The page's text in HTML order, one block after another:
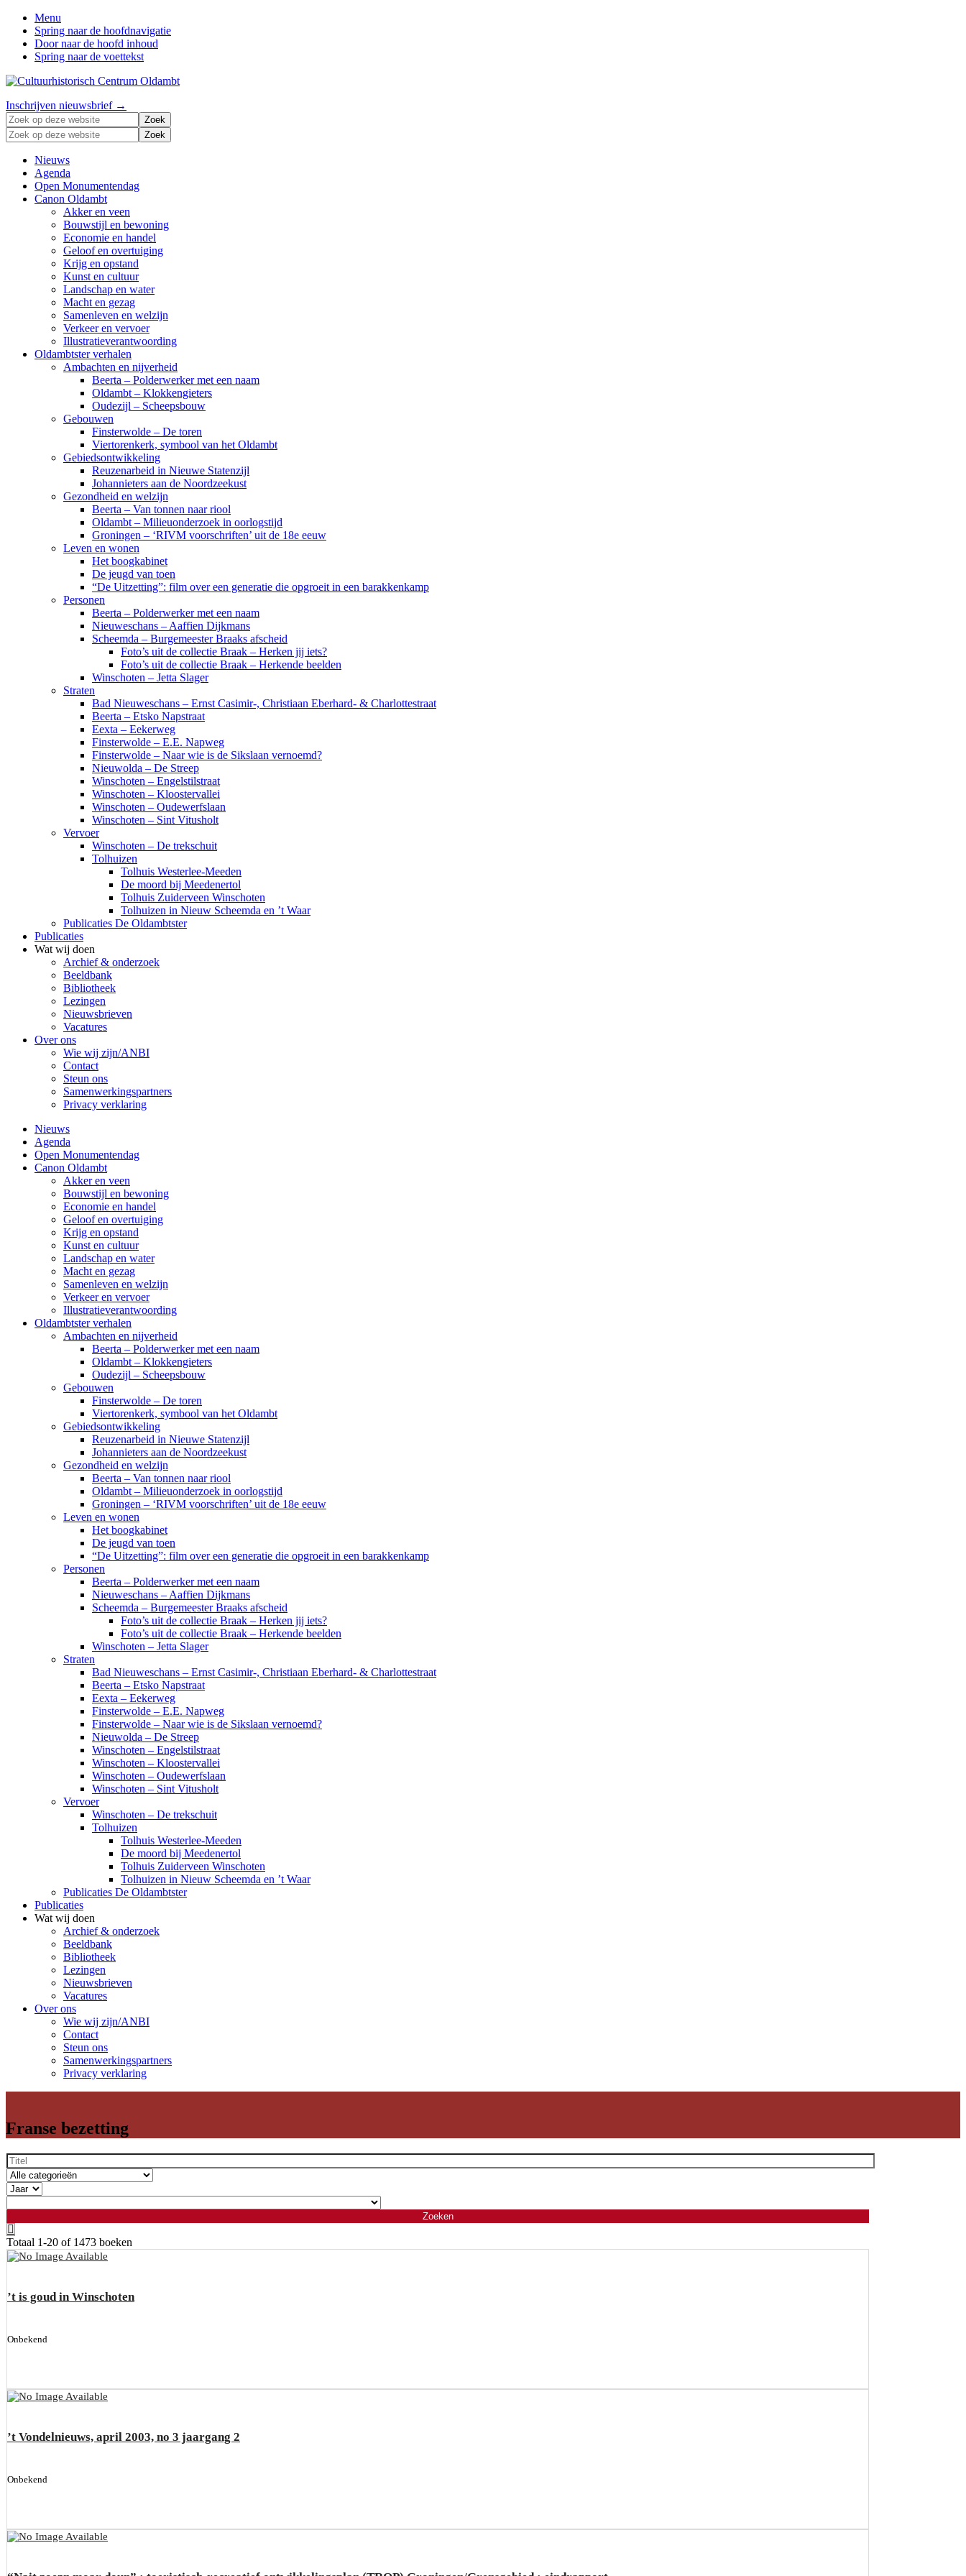
Menu
Spring naar de hoofdnavigatie
Door naar de hoofd inhoud
Spring naar de voettekst
Zonder
verleden
geen
toekomst
Header
Right
Inschrijven nieuwsbrief →
Zoek
op
deze
website
Zoek
op
deze
website
Nieuws
Agenda
Open Monumentendag
Canon Oldambt
Akker en veen
Bouwstijl en bewoning
Economie en handel
Geloof en overtuiging
Krijg en opstand
Kunst en cultuur
Landschap en water
Macht en gezag
Samenleven en welzijn
Verkeer en vervoer
Illustratieverantwoording
Oldambtster verhalen
Ambachten en nijverheid
Beerta – Polderwerker met een naam
Oldambt – Klokkengieters
Oudezijl – Scheepsbouw
Gebouwen
Finsterwolde – De toren
Viertorenkerk, symbool van het Oldambt
Gebiedsontwikkeling
Reuzenarbeid in Nieuwe Statenzijl
Johannieters aan de Noordzeekust
Gezondheid en welzijn
Beerta – Van tonnen naar riool
Oldambt – Milieuonderzoek in oorlogstijd
Groningen – ‘RIVM voorschriften’ uit de 18e eeuw
Leven en wonen
Het boogkabinet
De jeugd van toen
“De Uitzetting”: film over een generatie die opgroeit in een barakkenkamp
Personen
Beerta – Polderwerker met een naam
Nieuweschans – Aaffien Dijkmans
Scheemda – Burgemeester Braaks afscheid
Foto’s uit de collectie Braak – Herken jij iets?
Foto’s uit de collectie Braak – Herkende beelden
Winschoten – Jetta Slager
Straten
Bad Nieuweschans – Ernst Casimir-, Christiaan Eberhard- & Charlottestraat
Beerta – Etsko Napstraat
Eexta – Eekerweg
Finsterwolde – E.E. Napweg
Finsterwolde – Naar wie is de Sikslaan vernoemd?
Nieuwolda – De Streep
Winschoten – Engelstilstraat
Winschoten – Kloostervallei
Winschoten – Oudewerfslaan
Winschoten – Sint Vitusholt
Vervoer
Winschoten – De trekschuit
Tolhuizen
Tolhuis Westerlee-Meeden
De moord bij Meedenertol
Tolhuis Zuiderveen Winschoten
Tolhuizen in Nieuw Scheemda en ’t Waar
Publicaties De Oldambtster
Publicaties
Wat wij doen
Archief & onderzoek
Beeldbank
Bibliotheek
Lezingen
Nieuwsbrieven
Vacatures
Over ons
Wie wij zijn/ANBI
Contact
Steun ons
Samenwerkingspartners
Privacy verklaring
Nieuws
Agenda
Open Monumentendag
Canon Oldambt
Akker en veen
Bouwstijl en bewoning
Economie en handel
Geloof en overtuiging
Krijg en opstand
Kunst en cultuur
Landschap en water
Macht en gezag
Samenleven en welzijn
Verkeer en vervoer
Illustratieverantwoording
Oldambtster verhalen
Ambachten en nijverheid
Beerta – Polderwerker met een naam
Oldambt – Klokkengieters
Oudezijl – Scheepsbouw
Gebouwen
Finsterwolde – De toren
Viertorenkerk, symbool van het Oldambt
Gebiedsontwikkeling
Reuzenarbeid in Nieuwe Statenzijl
Johannieters aan de Noordzeekust
Gezondheid en welzijn
Beerta – Van tonnen naar riool
Oldambt – Milieuonderzoek in oorlogstijd
Groningen – ‘RIVM voorschriften’ uit de 18e eeuw
Leven en wonen
Het boogkabinet
De jeugd van toen
“De Uitzetting”: film over een generatie die opgroeit in een barakkenkamp
Personen
Beerta – Polderwerker met een naam
Nieuweschans – Aaffien Dijkmans
Scheemda – Burgemeester Braaks afscheid
Foto’s uit de collectie Braak – Herken jij iets?
Foto’s uit de collectie Braak – Herkende beelden
Winschoten – Jetta Slager
Straten
Bad Nieuweschans – Ernst Casimir-, Christiaan Eberhard- & Charlottestraat
Beerta – Etsko Napstraat
Eexta – Eekerweg
Finsterwolde – E.E. Napweg
Finsterwolde – Naar wie is de Sikslaan vernoemd?
Nieuwolda – De Streep
Winschoten – Engelstilstraat
Winschoten – Kloostervallei
Winschoten – Oudewerfslaan
Winschoten – Sint Vitusholt
Vervoer
Winschoten – De trekschuit
Tolhuizen
Tolhuis Westerlee-Meeden
De moord bij Meedenertol
Tolhuis Zuiderveen Winschoten
Tolhuizen in Nieuw Scheemda en ’t Waar
Publicaties De Oldambtster
Publicaties
Wat wij doen
Archief & onderzoek
Beeldbank
Bibliotheek
Lezingen
Nieuwsbrieven
Vacatures
Over ons
Wie wij zijn/ANBI
Contact
Steun ons
Samenwerkingspartners
Privacy verklaring
Franse bezetting
Totaal 1-20 of 1473 boeken
’t is goud in Winschoten
Onbekend
’t Vondelnieuws, april 2003, no 3 jaargang 2
Onbekend